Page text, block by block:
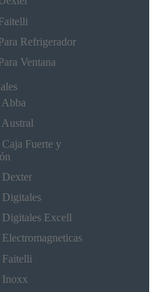
Refrigerador
Ventana
Abba
Austral
Caja Fuerte y
Dexter
Digitales
Digitales Excell
Faitelli
Inoxx